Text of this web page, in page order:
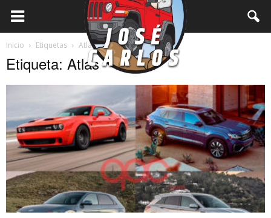
Inicio Etiquetas Atlas
Etiqueta: Atlas